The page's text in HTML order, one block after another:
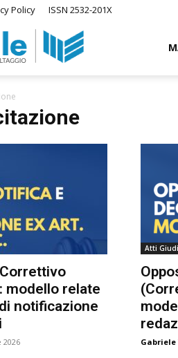
Policy ISSN 2532-201X
GiuriCivile.it
di
modello relate
notificazione
Atti
Gabriele
Autorizzo l’invio
marketing nei
Autorizzo
Cliccando su